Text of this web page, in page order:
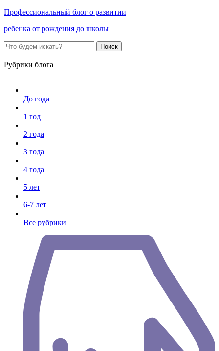
Профессиональный блог о развитии
ребенка от рождения до школы
Поиск
Рубрики блога
До года
1 год
2 года
3 года
4 года
5 лет
6-7 лет
Все рубрики